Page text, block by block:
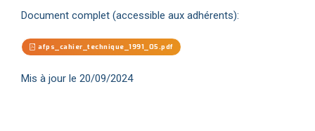
Document complet (accessible aux adhérents):
afps_cahier_technique_1991_05.pdf
Mis à jour le 20/09/2024